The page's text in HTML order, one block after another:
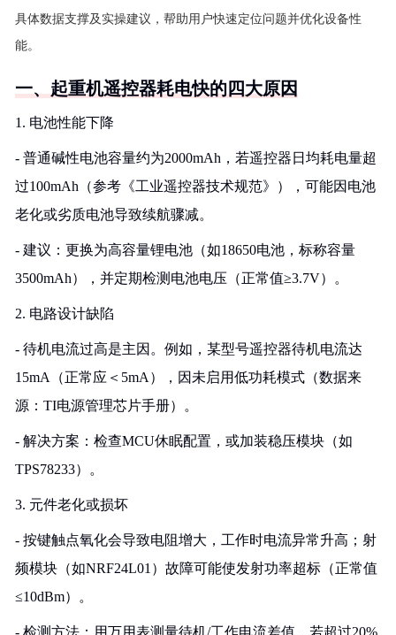
具体数据支撑及实操建议，帮助用户快速定位问题并优化设备性
能。
一、起重机遥控器耗电快的四大原因
1. 电池性能下降
- 普通碱性电池容量约为2000mAh，若遥控器日均耗电量超
过100mAh（参考《工业遥控器技术规范》），可能因电池
老化或劣质电池导致续航骤减。
- 建议：更换为高容量锂电池（如18650电池，标称容量
3500mAh），并定期检测电池电压（正常值≥3.7V）。
2. 电路设计缺陷
- 待机电流过高是主因。例如，某型号遥控器待机电流达
15mA（正常应＜5mA），因未启用低功耗模式（数据来
源：TI电源管理芯片手册）。
- 解决方案：检查MCU休眠配置，或加装稳压模块（如
TPS78233）。
3. 元件老化或损坏
- 按键触点氧化会导致电阻增大，工作时电流异常升高；射
频模块（如NRF24L01）故障可能使发射功率超标（正常值
≤10dBm）。
- 检测方法：用万用表测量待机/工作电流差值，若超过20%